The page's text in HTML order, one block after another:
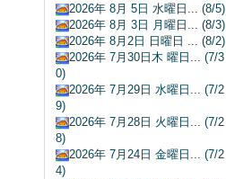
2026年 8月 5日 水曜日... (8/5)
2026年 8月 3日 月曜日... (8/3)
2026年 8月2日 日曜日 ... (8/2)
2026年 7月30日木 曜日... (7/3
0)
2026年 7月29日 水曜日... (7/2
9)
2026年 7月28日 火曜日... (7/2
8)
2026年 7月24日 金曜日... (7/2
4)